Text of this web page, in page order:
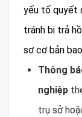
yếu tố quyết
tránh bị trả
sơ cơ bản
Thông
nghiệp
trụ sở